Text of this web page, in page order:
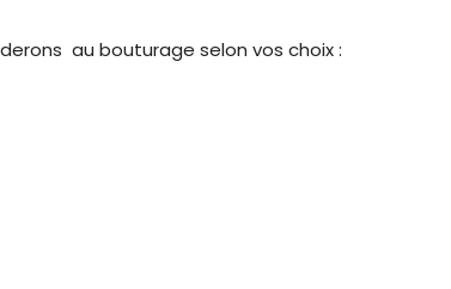
au bouturage selon vos choix :